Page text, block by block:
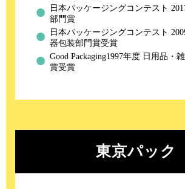
日本パッケージングコンテスト
部門賞
日本パッケージングコンテスト
器包装部門賞受賞
Good Packaging1997年度 日用品・
賞受賞
東京パック